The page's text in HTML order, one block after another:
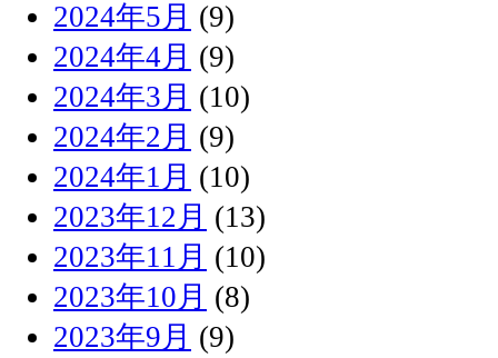
2024年5月 (9)
2024年4月 (9)
2024年3月 (10)
2024年2月 (9)
2024年1月 (10)
2023年12月 (13)
2023年11月 (10)
2023年10月 (8)
2023年9月 (9)